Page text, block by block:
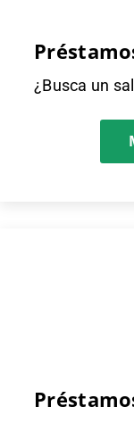
¿Busca un